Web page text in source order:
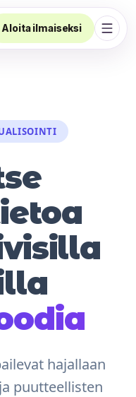
Aloita ilmaiseksi
Avaa
hajallaan
puutteellisten